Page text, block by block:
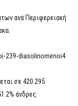
ανά Περιφερειακή
σε 420.295
άνδρες.